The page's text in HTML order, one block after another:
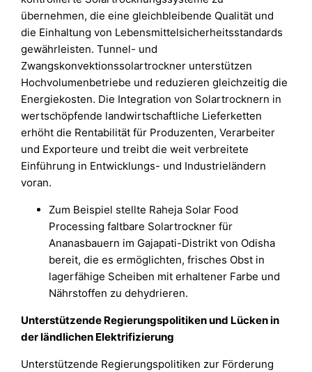
übernehmen, die eine gleichbleibende Qualität und
die Einhaltung von Lebensmittelsicherheitsstandards
gewährleisten. Tunnel- und
Zwangskonvektionssolartrockner unterstützen
Hochvolumenbetriebe und reduzieren gleichzeitig die
Energiekosten. Die Integration von Solartrocknern in
wertschöpfende landwirtschaftliche Lieferketten
erhöht die Rentabilität für Produzenten, Verarbeiter
und Exporteure und treibt die weit verbreitete
Einführung in Entwicklungs- und Industrieländern
voran.
Zum Beispiel stellte Raheja Solar Food
Processing faltbare Solartrockner für
Ananasbauern im Gajapati-Distrikt von Odisha
bereit, die es ermöglichten, frisches Obst in
lagerfähige Scheiben mit erhaltener Farbe und
Nährstoffen zu dehydrieren.
Unterstützende Regierungspolitiken und Lücken in
der ländlichen Elektrifizierung
Unterstützende Regierungspolitiken zur Förderung